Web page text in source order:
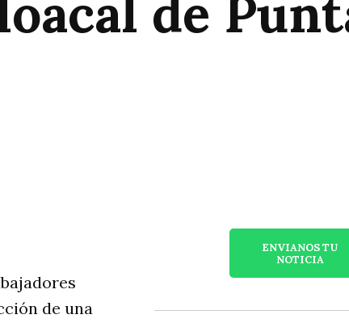
de
de una
ENVIANOS TU
NOTICIA